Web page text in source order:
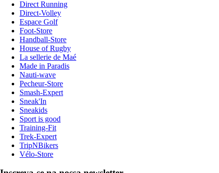
Direct Running
Direct-Volley
Espace Golf
Foot-Store
Handball-Store
House of Rugby
La sellerie de Maé
Made in Paradis
Nauti-wave
Pecheur-Store
Smash-Expert
Sneak'In
Sneakids
Sport is good
Training-Fit
Trek-Expert
TripNBikers
Vélo-Store